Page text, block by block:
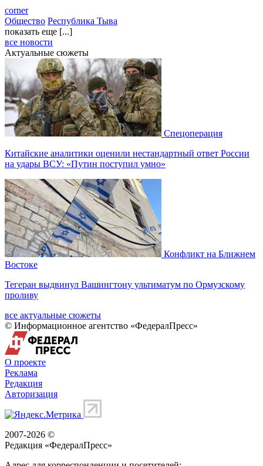
corner
Общество Республика Тыва
показать еще [...]
все новости
Актуальные сюжеты
Спецоперация
Китайские аналитики оценили нестандартный ответ России
на удары ВСУ: «Путин поступил умно»
Конфликт на Ближнем
Востоке
Тегеран выдвинул Вашингтону ультиматум по Ормузскому
проливу
все актуальные сюжеты
© Информационное агентство «ФедералПресс»
О проекте
Реклама
Редакция
Авторизация
2007-2026 ©
Редакция «ФедералПресс»